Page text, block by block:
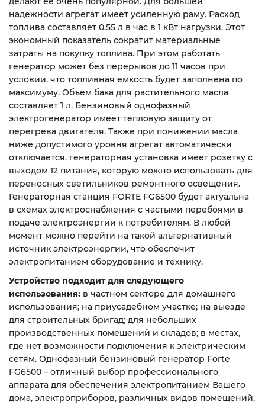
надежности агрегат имеет усиленную раму. Расход
топлива составляет 0,55 л в час в 1 кВт нагрузки. Этот
экономный показатель сократит материальные
затраты на покупку топлива. При этом работать
генератор может без перерывов до 11 часов при
условии, что топливная емкость будет заполнена по
максимуму. Объем бака для растительного масла
составляет 1 л. Бензиновый однофазный
электрогенератор имеет тепловую защиту от
перегрева двигателя. Также при понижении масла
ниже допустимого уровня агрегат автоматически
отключается. генераторная установка имеет розетку с
выходом 12 питания, которую можно использовать для
переносных светильников ремонтного освещения.
Генераторная станция FORTE FG6500 будет актуальна
в схемах электроснабжения с частыми перебоями в
подаче электроэнергии к потребителям. В любой
момент можно перейти на такой альтернативный
источник электроэнергии, что обеспечит
электропитанием оборудование и технику.
Устройство подходит для следующего
использования: в частном секторе для домашнего
использования; на приусадебном участке; на выезде
для строительных бригад; для небольших
производственных помещений и складов; в местах,
где нет возможности подключения к электрическим
сетям. Однофазный бензиновый генератор Forte
FG6500 – отличный выбор профессионального
аппарата для обеспечения электропитанием Вашего
дома, электроприборов, различных видов помещений,